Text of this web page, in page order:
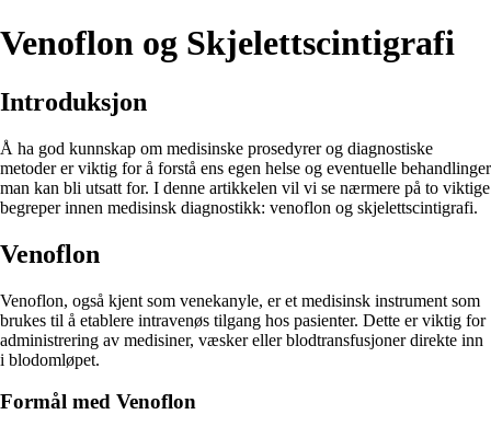
Venoflon og Skjelettscintigrafi
Introduksjon
Å ha god kunnskap om medisinske prosedyrer og diagnostiske
metoder er viktig for å forstå ens egen helse og eventuelle behandlinger
man kan bli utsatt for. I denne artikkelen vil vi se nærmere på to viktige
begreper innen medisinsk diagnostikk: venoflon og skjelettscintigrafi.
Venoflon
Venoflon, også kjent som venekanyle, er et medisinsk instrument som
brukes til å etablere intravenøs tilgang hos pasienter. Dette er viktig for
administrering av medisiner, væsker eller blodtransfusjoner direkte inn
i blodomløpet.
Formål med Venoflon